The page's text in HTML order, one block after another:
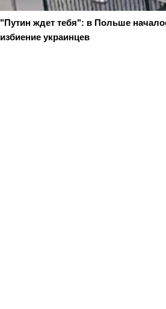
"Путин ждет тебя": в Польше
избиение украинцев